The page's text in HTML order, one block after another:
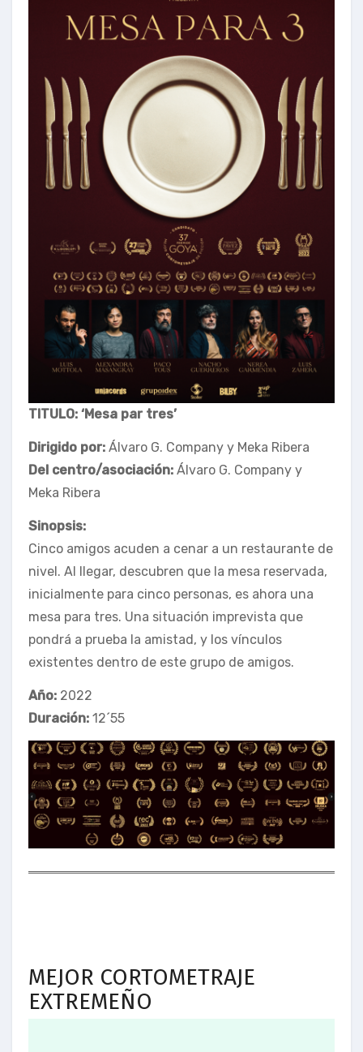
TITULO: ‘Mesa par tres’
Dirigido por: Álvaro G. Company y Meka Ribera
Del centro/asociación: Álvaro G. Company y
Meka Ribera
Sinopsis:
Cinco amigos acuden a cenar a un restaurante de
nivel. Al llegar, descubren que la mesa reservada,
inicialmente para cinco personas, es ahora una
mesa para tres. Una situación imprevista que
pondrá a prueba la amistad, y los vínculos
existentes dentro de este grupo de amigos.
Año: 2022
Duración: 12´55
MEJOR CORTOMETRAJE
EXTREMEÑO